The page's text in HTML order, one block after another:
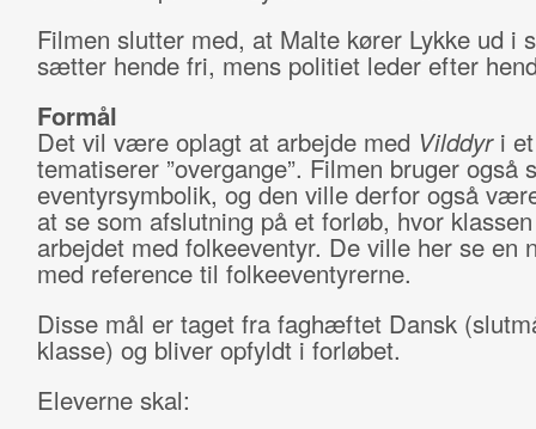
Filmen slutter med, at Malte kører Lykke ud i
sætter hende fri, mens politiet leder efter
Formål
Det vil være oplagt at arbejde med Vilddyri et
tematiserer ”overgange”. Filmen bruger også
eventyrsymbolik, og den ville derfor også
at se som afslutning på et forløb, hvor
arbejdet med folkeeventyr. De ville her se en
med reference til folkeeventyrerne.
Disse mål er taget fra faghæftet Dansk
klasse) og bliver opfyldt i forløbet.
Eleverne skal: